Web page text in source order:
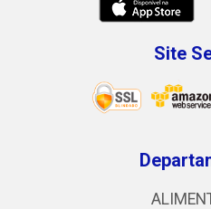
Site